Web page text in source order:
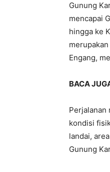
Gunung
mencapai
hingga ke
Engang,
BACA
Perjalanan
kondisi
landai,
Gunung